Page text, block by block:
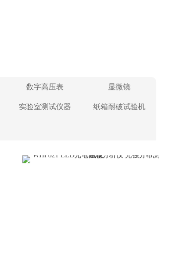
数字高压表 显微镜
实验室测试仪器 纸箱耐破试验机